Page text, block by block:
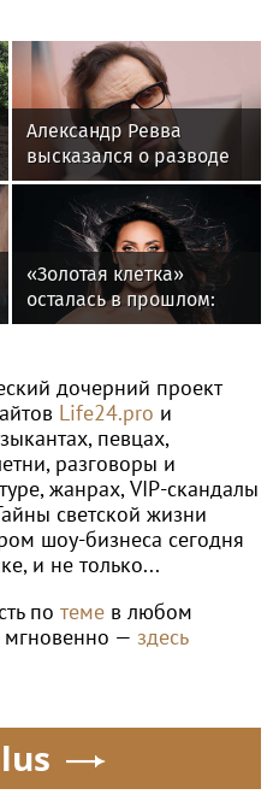
Александр Ревва
высказался о разводе
Михаила Галустяна с
супругой
«Золотая клетка»
осталась в прошлом:
как Алсу изменила
дочерний проект
Life24.pro и
певцах,
разговоры и
жанрах, VIP-скандалы
светской жизни
шоу-бизнеса сегодня
и не только...
по теме в любом
— здесь